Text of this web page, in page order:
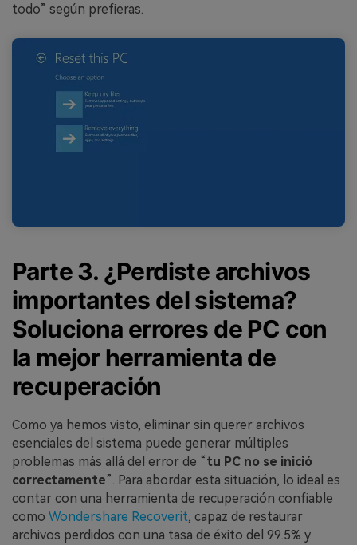
todo” según prefieras.
Parte 3. ¿Perdiste archivos
importantes del sistema?
Soluciona errores de PC con
la mejor herramienta de
recuperación
Como ya hemos visto, eliminar sin querer archivos
esenciales del sistema puede generar múltiples
problemas más allá del error de “tu PC no se inició
correctamente”. Para abordar esta situación, lo ideal es
contar con una herramienta de recuperación confiable
como Wondershare Recoverit, capaz de restaurar
archivos perdidos con una tasa de éxito del 99.5% y